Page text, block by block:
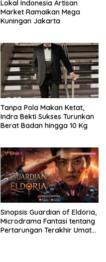
Lokal Indonesia Artisan
Market Ramaikan Mega
Kuningan Jakarta
Tanpa Pola Makan Ketat,
Indra Bekti Sukses Turunkan
Berat Badan hingga 10 Kg
Sinopsis Guardian of Eldoria,
Microdrama Fantasi tentang
Pertarungan Terakhir Umat